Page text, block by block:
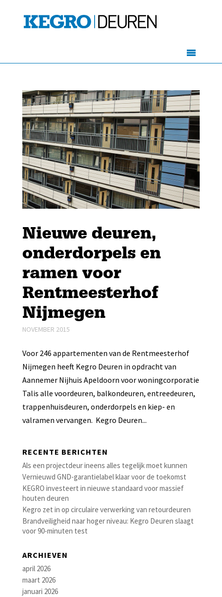
Nieuwe deuren,
onderdorpels en
ramen voor
Rentmeesterhof
Nijmegen
NOVEMBER 2015
Voor 246 appartementen van de Rentmeesterhof
Nijmegen heeft Kegro Deuren in opdracht van
Aannemer Nijhuis Apeldoorn voor woningcorporatie
Talis alle voordeuren, balkondeuren, entreedeuren,
trappenhuisdeuren, onderdorpels en kiep- en
valramen vervangen. Kegro Deuren...
RECENTE BERICHTEN
Als een projectdeur ineens alles tegelijk moet kunnen
Vernieuwd GND-garantielabel klaar voor de toekomst
KEGRO investeert in nieuwe standaard voor massief
houten deuren
Kegro zet in op circulaire verwerking van retourdeuren
Brandveiligheid naar hoger niveau: Kegro Deuren slaagt
voor 90-minuten test
ARCHIEVEN
april 2026
maart 2026
januari 2026